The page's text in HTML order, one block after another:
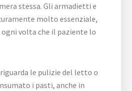
stessa. Gli armadietti e
molto essenziale,
volta che il paziente lo
le pulizie del letto o
i pasti, anche in